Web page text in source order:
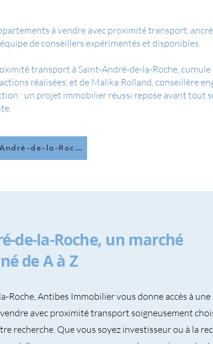
à vendre avec proximité transport,
de conseillers expérimentés et disponibles.
transport à Saint-André-de-la-Roche, cumule
réalisées, et de Malika Rolland, conseillère
: un projet immobilier réussi repose avant tout
Appartements à vendre à Saint-André-de-la-Roche
de-la-Roche, un marché
de A à Z
Roche, Antibes Immobilier vous donne accès à
avec proximité transport soigneusement
recherche. Que vous soyez investisseur ou à la